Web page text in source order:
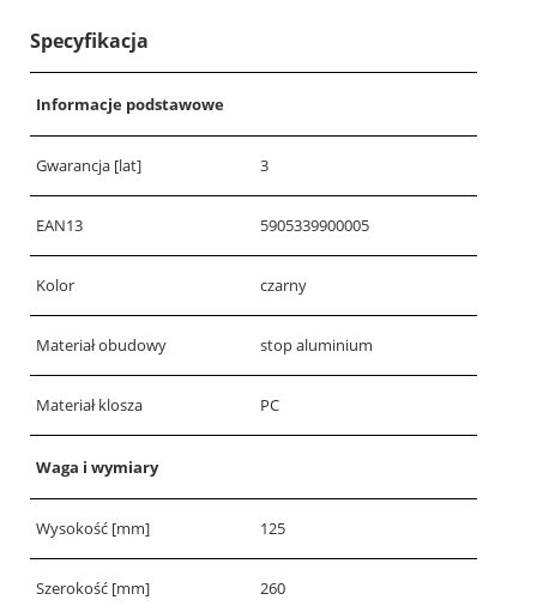
Specyfikacja
Informacje podstawowe
Gwarancja [lat] 3
EAN13 5905339900005
Kolor czarny
Materiał obudowy stop aluminium
Materiał klosza PC
Waga i wymiary
Wysokość [mm] 125
Szerokość [mm] 260